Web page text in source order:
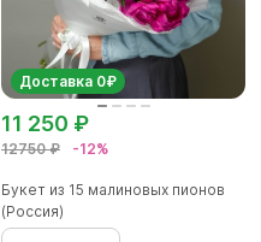
Доставка 0₽
12750 ₽ -12%
11 250 ₽
Букет из 15 малиновых пионов
(Россия)